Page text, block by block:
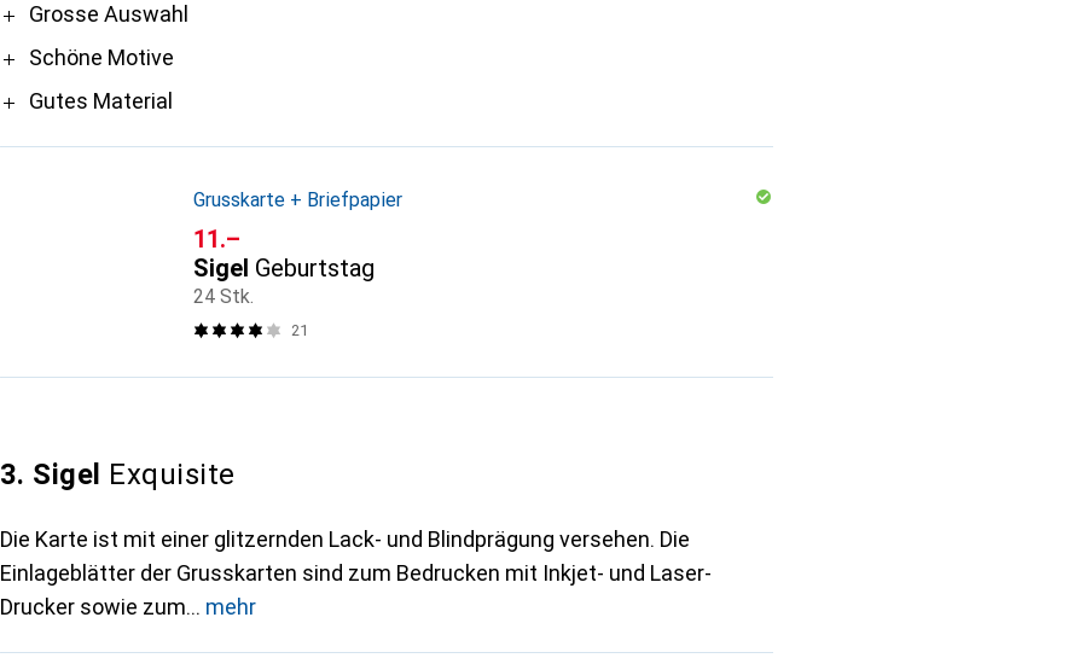
ProGrosse Auswahl
Schöne Motive
Gutes Material
Grusskarte + Briefpapier
CHF
11.–
Sigel Geburtstag
24 Stk.
21
3. Sigel Exquisite
Die Karte ist mit einer glitzernden Lack- und Blindprägung versehen. Die
Einlageblätter der Grusskarten sind zum Bedrucken mit Inkjet- und Laser-
Drucker sowie zum
mehr